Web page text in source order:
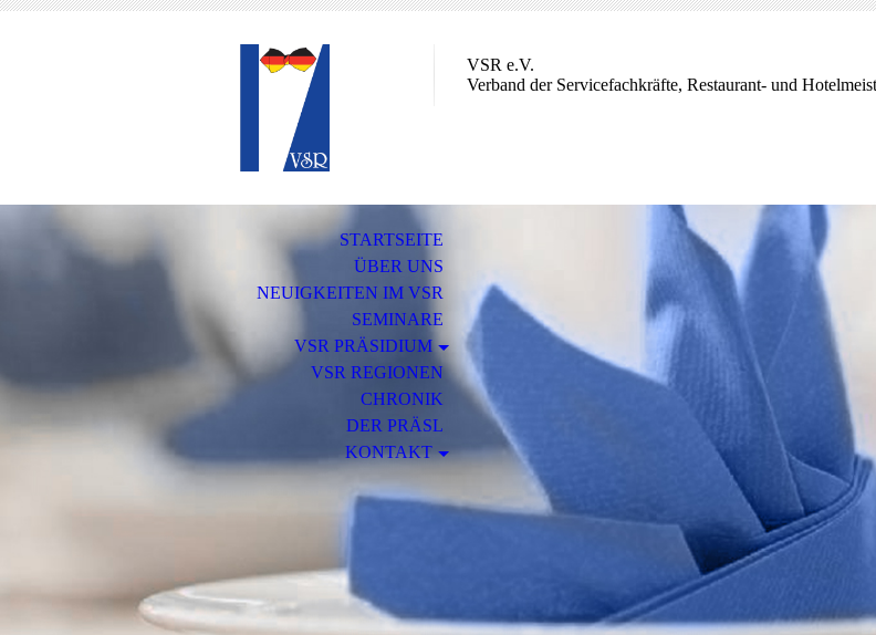
VSR e.V.
Verband der Servicefachkräfte, Restaurant- und
STARTSEITE
ÜBER UNS
NEUIGKEITEN IM VSR
SEMINARE
VSR PRÄSIDIUM
VSR REGIONEN
CHRONIK
DER PRÄSL
KONTAKT